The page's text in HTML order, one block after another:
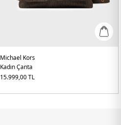
Michael Kors
Kadın Çanta
15.999,00TL